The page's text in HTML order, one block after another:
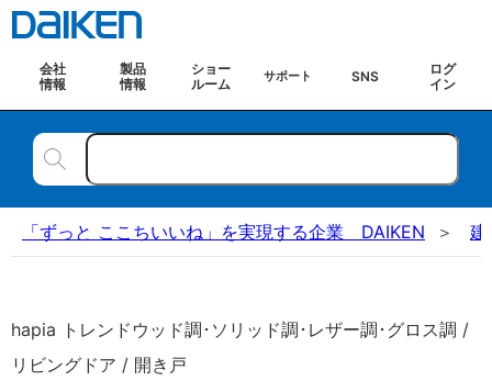
会社
情報
製品
情報
ショー
ルーム
サポート SNS
ログ
イン
「ずっと ここちいいね」を実現する企業 DAIKEN 建
hapia トレンドウッド調･ソリッド調･レザー調･グロス調 /
リビングドア / 開き戸